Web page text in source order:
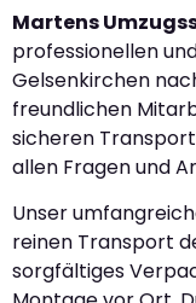
Martens
professionellen
Gelsenkirchen
freundlichen
sicheren
allen Fragen und
Unser
reinen Transport
sorgfältiges